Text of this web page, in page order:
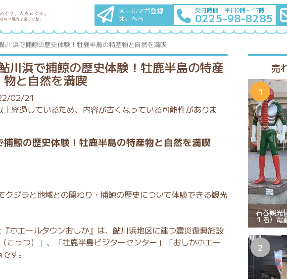
メールマガ登録
はこちら
受付時間 平日9時～17時
0225-98-8285
川浜で捕鯨の歴史体験！牡鹿半島の特産物と自然を満喫
川浜で捕鯨の歴史体験！牡鹿半島の特産
物と自然を満喫
02/21
経過しているため、内容が古くなっている可能性がありま
捕鯨の歴史体験！牡鹿半島の特産物と自然を満喫
クジラと地域との関わり・捕鯨の歴史について体験できる観光
ホエールタウンおしか』は、鮎川浜地区に建つ震災復興施設
っつ）」、「牡鹿半島ビジターセンター」「おしかホエー
す。
売
石巻観光
１階）電